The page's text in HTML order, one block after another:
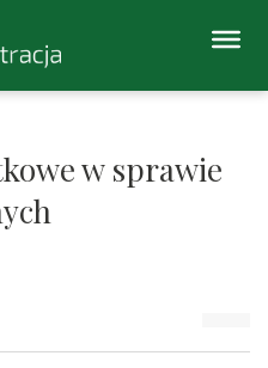
w sprawie